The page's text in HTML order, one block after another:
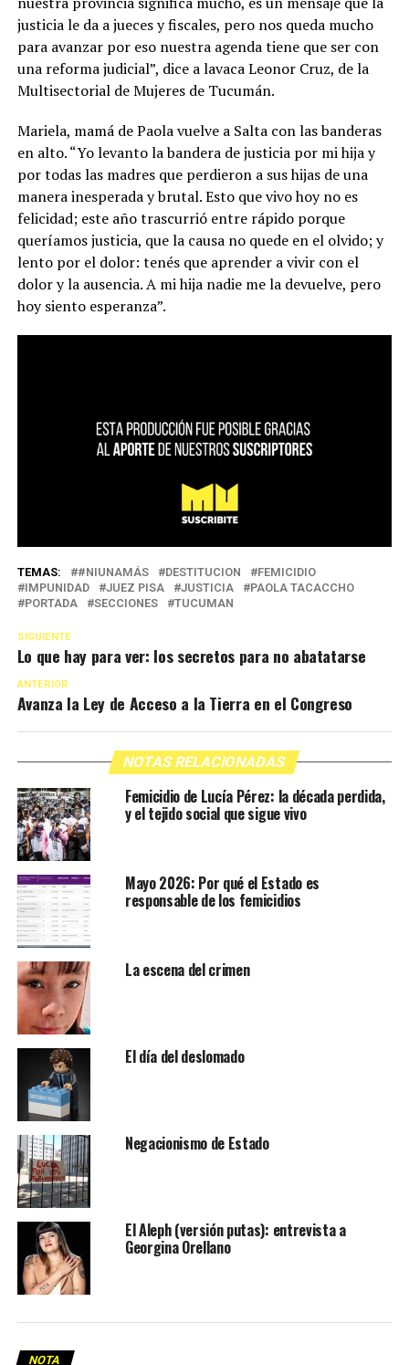
justicia le da a jueces y fiscales, pero nos queda mucho
para avanzar por eso nuestra agenda tiene que ser con
una reforma judicial”, dice a lavaca Leonor Cruz, de la
Multisectorial de Mujeres de Tucumán.
Mariela, mamá de Paola vuelve a Salta con las banderas
en alto. “Yo levanto la bandera de justicia por mi hija y
por todas las madres que perdieron a sus hijas de una
manera inesperada y brutal. Esto que vivo hoy no es
felicidad; este año trascurrió entre rápido porque
queríamos justicia, que la causa no quede en el olvido; y
lento por el dolor: tenés que aprender a vivir con el
dolor y la ausencia. A mi hija nadie me la devuelve, pero
hoy siento esperanza”.
TEMAS: #NIUNAMÁS DESTITUCION
FEMICIDIO
IMPUNIDAD
JUEZ PISA JUSTICIA
PAOLA TACACCHO
PORTADA
SECCIONES TUCUMAN
SIGUIENTE
Lo que hay para ver: los secretos para no abatatarse
ANTERIOR
Avanza la Ley de Acceso a la Tierra en el Congreso
NOTAS RELACIONADAS
Femicidio de Lucía Pérez: la década perdida,
y el tejido social que sigue vivo
Mayo 2026: Por qué el Estado es
responsable de los femicidios
La escena del crimen
El día del deslomado
Negacionismo de Estado
El Aleph (versión putas): entrevista a
Georgina Orellano
NOTA